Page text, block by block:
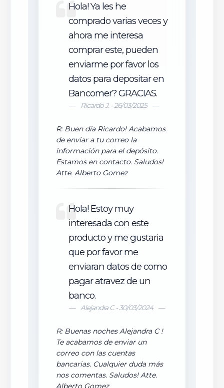
Hola! Ya les he
comprado varias veces y
ahora me interesa
comprar este, pueden
enviarme por favor los
datos para depositar en
Bancomer? GRACIAS.
Ricardo J. - 26/03/2025
R: Buen día Ricardo! Acabamos
de enviar a tu correo la
información para el depósito.
Estamos en contacto. Saludos!
Atte. Alberto Gomez
Hola! Estoy muy
interesada con este
producto y me gustaria
que por favor me
enviaran datos de como
pagar atravez de un
banco.
Alejandra C - 30/03/2024
R: Buenas noches Alejandra C !
Te acabamos de enviar un
correo con las cuentas
bancarias. Cualquier duda más
nos comentas. Saludos! Atte.
Alberto Gomez